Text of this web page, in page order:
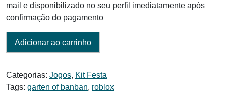
mail e disponibilizado no seu perfil imediatamente após
confirmação do pagamento
Adicionar ao carrinho
Categorias: Jogos, Kit Festa
Tags: garten of banban, roblox